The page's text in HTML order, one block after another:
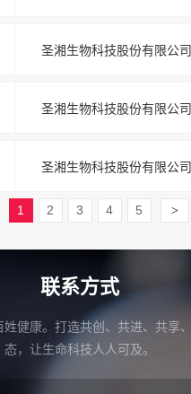
1 2 3 4 5 >
联系方式
健康。打造共创、共进、共享
态，让生命科技人人可及。